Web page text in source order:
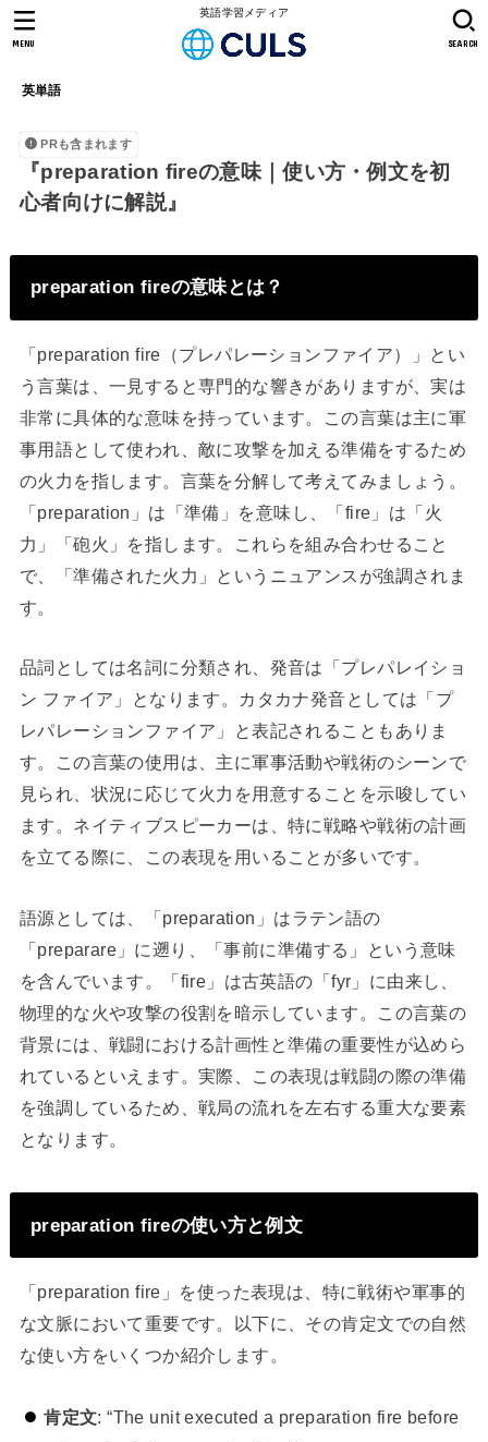
英語学習メディア
英単語
SEARCH
MENU
PRも含まれます
『preparation fireの意味｜使い方・例文を初
心者向けに解説』
preparation fireの意味とは？
「preparation fire（プレパレーションファイア）」とい
う言葉は、一見すると専門的な響きがありますが、実は
非常に具体的な意味を持っています。この言葉は主に軍
事用語として使われ、敵に攻撃を加える準備をするため
の火力を指します。言葉を分解して考えてみましょう。
「preparation」は「準備」を意味し、「fire」は「火
力」「砲火」を指します。これらを組み合わせること
で、「準備された火力」というニュアンスが強調されま
す。
品詞としては名詞に分類され、発音は「プレパレイショ
ン ファイア」となります。カタカナ発音としては「プ
レパレーションファイア」と表記されることもありま
す。この言葉の使用は、主に軍事活動や戦術のシーンで
見られ、状況に応じて火力を用意することを示唆してい
ます。ネイティブスピーカーは、特に戦略や戦術の計画
を立てる際に、この表現を用いることが多いです。
語源としては、「preparation」はラテン語の
「preparare」に遡り、「事前に準備する」という意味
を含んでいます。「fire」は古英語の「fyr」に由来し、
物理的な火や攻撃の役割を暗示しています。この言葉の
背景には、戦闘における計画性と準備の重要性が込めら
れているといえます。実際、この表現は戦闘の際の準備
を強調しているため、戦局の流れを左右する重大な要素
となります。
preparation fireの使い方と例文
「preparation fire」を使った表現は、特に戦術や軍事的
な文脈において重要です。以下に、その肯定文での自然
な使い方をいくつか紹介します。
肯定文: “The unit executed a preparation fire before